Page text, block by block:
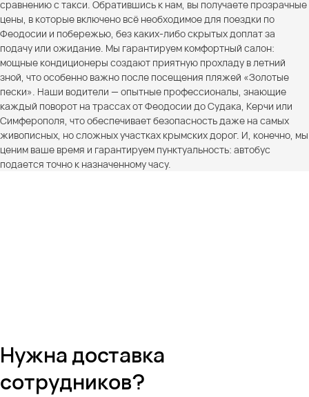
сравнению с такси. Обратившись к нам, вы получаете прозрачные
цены, в которые включено всё необходимое для поездки по
Феодосии и побережью, без каких-либо скрытых доплат за
подачу или ожидание. Мы гарантируем комфортный салон:
мощные кондиционеры создают приятную прохладу в летний
зной, что особенно важно после посещения пляжей «Золотые
пески». Наши водители — опытные профессионалы, знающие
каждый поворот на трассах от Феодосии до Судака, Керчи или
Симферополя, что обеспечивает безопасность даже на самых
живописных, но сложных участках крымских дорог. И, конечно, мы
ценим ваше время и гарантируем пунктуальность: автобус
подается точно к назначенному часу.
Нужна доставка
сотрудников?